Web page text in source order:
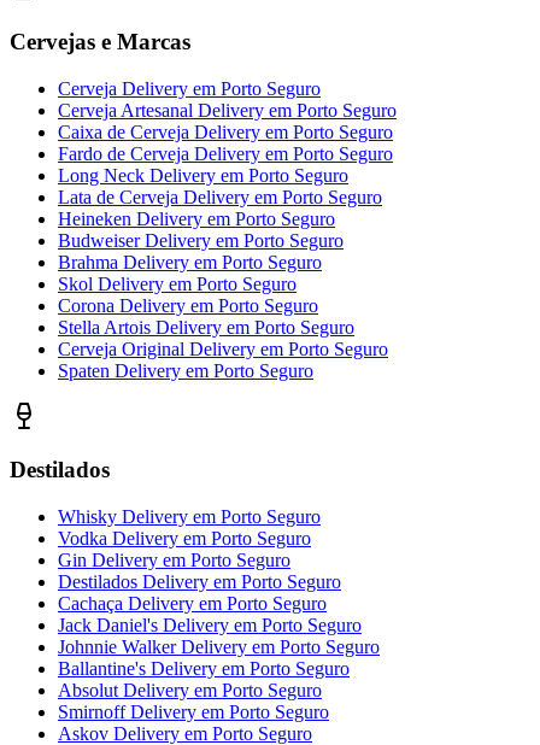
Cervejas e Marcas
Cerveja Delivery em Porto Seguro
Cerveja Artesanal Delivery em Porto Seguro
Caixa de Cerveja Delivery em Porto Seguro
Fardo de Cerveja Delivery em Porto Seguro
Long Neck Delivery em Porto Seguro
Lata de Cerveja Delivery em Porto Seguro
Heineken Delivery em Porto Seguro
Budweiser Delivery em Porto Seguro
Brahma Delivery em Porto Seguro
Skol Delivery em Porto Seguro
Corona Delivery em Porto Seguro
Stella Artois Delivery em Porto Seguro
Cerveja Original Delivery em Porto Seguro
Spaten Delivery em Porto Seguro
Destilados
Whisky Delivery em Porto Seguro
Vodka Delivery em Porto Seguro
Gin Delivery em Porto Seguro
Destilados Delivery em Porto Seguro
Cachaça Delivery em Porto Seguro
Jack Daniel's Delivery em Porto Seguro
Johnnie Walker Delivery em Porto Seguro
Ballantine's Delivery em Porto Seguro
Absolut Delivery em Porto Seguro
Smirnoff Delivery em Porto Seguro
Askov Delivery em Porto Seguro